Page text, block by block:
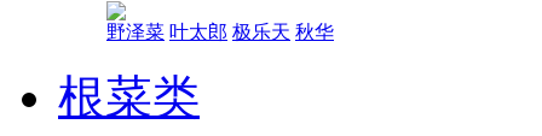
野泽菜 叶太郎 极乐天 秋华
根菜类